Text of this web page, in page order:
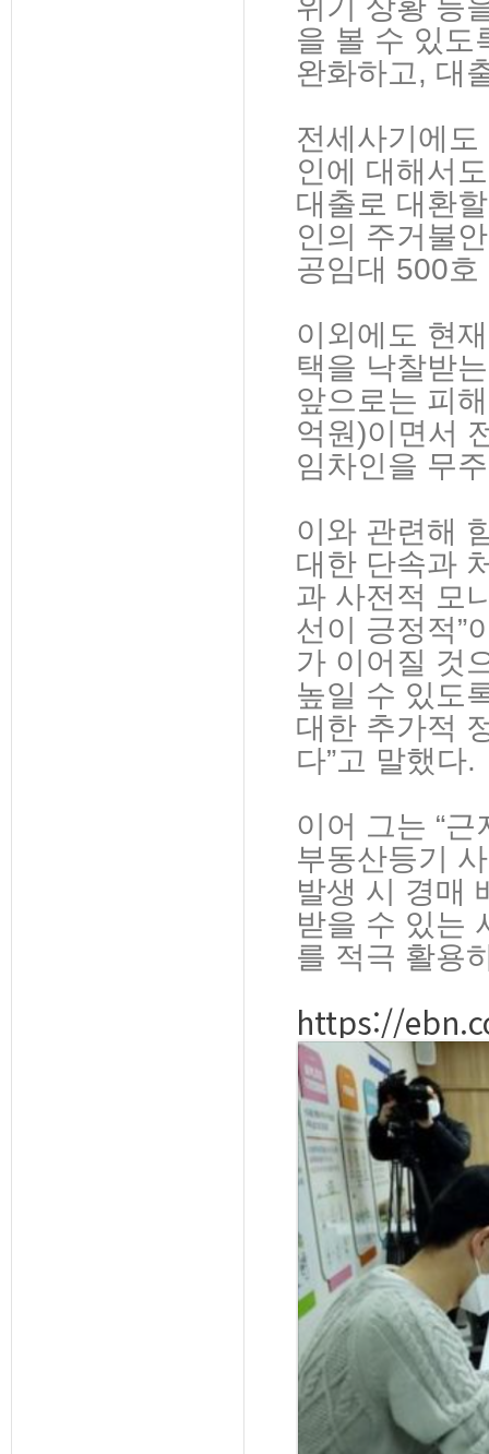
을 볼 수 있도
완화하고, 대
전세사기에
인에 대해서
대출로 대환
인의 주거불
공임대 500
이외에도 현
택을 낙찰받
앞으로는 피
억원)이면서
임차인을 무
이와 관련해
대한 단속과
과 사전적 모
선이 긍정적”
가 이어질 것
높일 수 있도
대한 추가적
다”고 말했다.
이어 그는 “
부동산등기
발생 시 경매
받을 수 있는
를 적극 활용
https://